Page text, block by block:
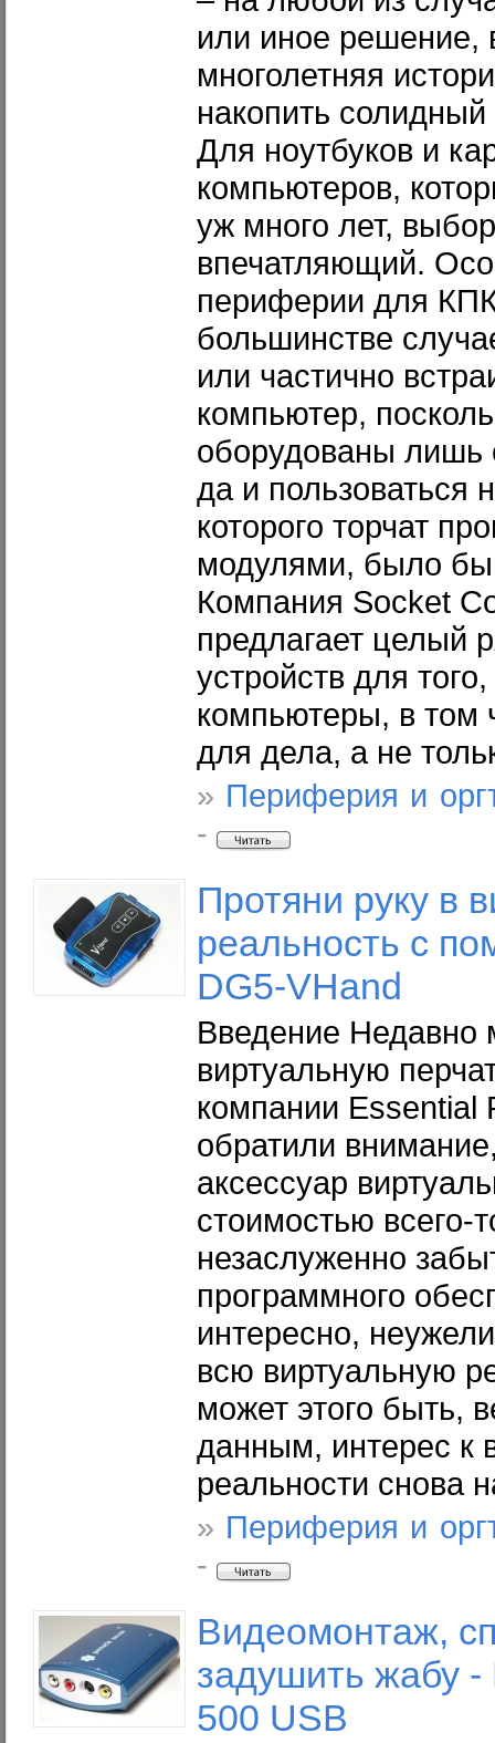
или иное решение,
многолетняя
накопить
Для ноутбуков и
компьютеров,
уж много лет,
впечатляющий.
периферии для
большинстве
или частично
компьютер,
оборудованы лишь
да и пользоваться
которого торчат
модулями, было
Компания Socket
предлагает целый
устройств для
компьютеры, в том
для дела, а не
» Периферия и
-
Протяни руку в
реальность с
DG5-VHand
Введение Недавно
виртуальную
компании
обратили
аксессуар
стоимостью всего-
незаслуженно
программного
интересно,
всю виртуальную
может этого быть,
данным, интерес к
реальности снова
» Периферия и
-
Видеомонтаж,
задушить жабу
500 USB